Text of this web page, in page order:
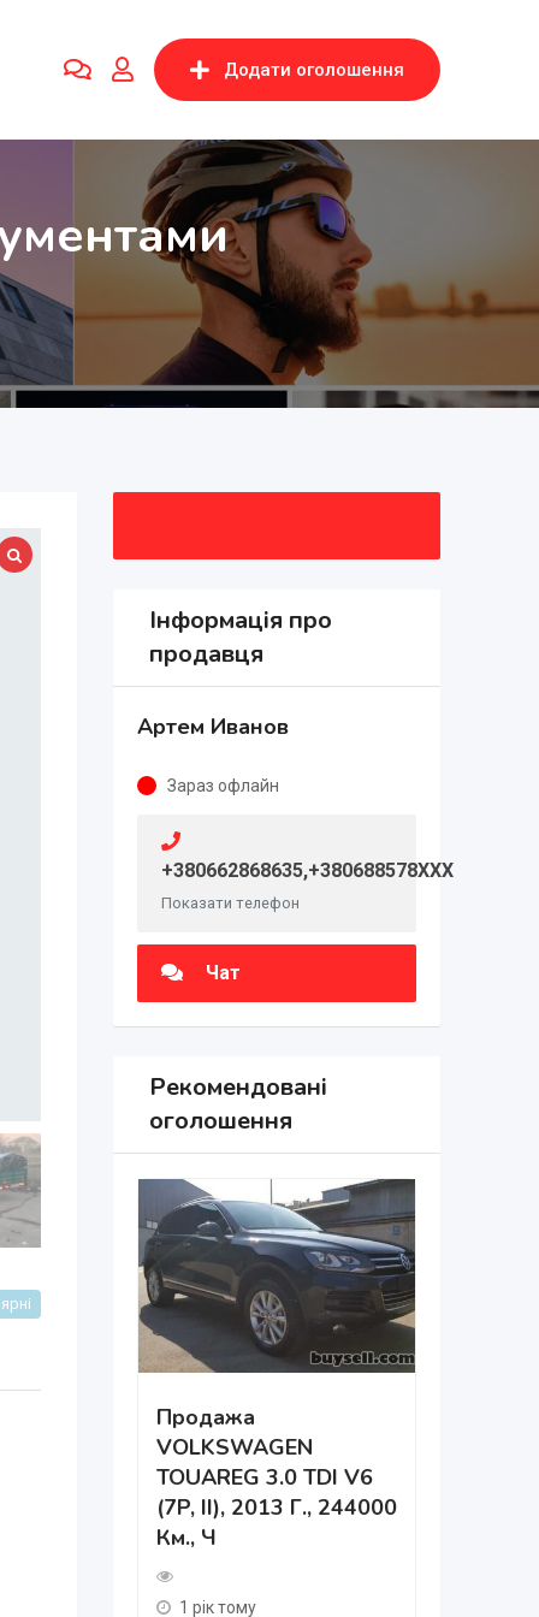
Додати оголошення
Інформація про
продавця
Артем Иванов
Зараз офлайн
+380662868635,+380688578XXX
Показати телефон
Чат
Рекомендовані
оголошення
Продажа
VOLKSWAGEN
TOUAREG 3.0 TDI V6
(7P, II), 2013 Г., 244000
Км., Ч
1 рік тому